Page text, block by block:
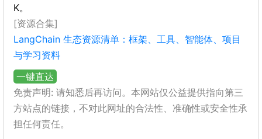
K。
[资源合集]
LangChain 生态资源清单：框架、工具、智能体、项目
与学习资料
一键直达
免责声明: 请知悉后再访问。本网站仅公益提供指向第三
方站点的链接，不对此网址的合法性、准确性或安全性承
担任何责任。